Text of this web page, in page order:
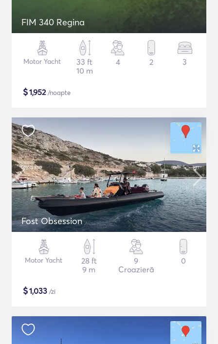
FIM 340 Regina
Motor Yacht
33 ft
10 m
4 2 3
$1,952/noapte
Fost Obsession
Motor Yacht
28 ft
9 m
9
Croazieră
0
$1,033 /zi